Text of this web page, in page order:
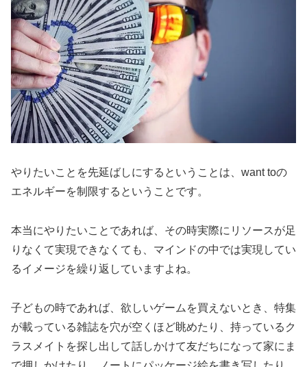
やりたいことを先延ばしにするということは、want toの
エネルギーを制限するということです。
本当にやりたいことであれば、その時実際にリソースが足
りなくて実現できなくても、マインドの中では実現してい
るイメージを繰り返していますよね。
子どもの時であれば、欲しいゲームを買えないとき、特集
が載っている雑誌を穴が空くほど眺めたり、持っているク
ラスメイトを探し出して話しかけて友だちになって家にま